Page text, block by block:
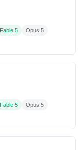
Fable 5
Opus 5
Fable 5
Opus 5